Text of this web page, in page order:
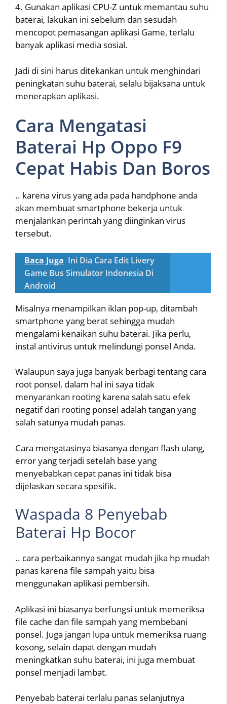
4. Gunakan aplikasi CPU-Z untuk memantau suhu
baterai, lakukan ini sebelum dan sesudah
mencopot pemasangan aplikasi Game, terlalu
banyak aplikasi media sosial.
Jadi di sini harus ditekankan untuk menghindari
peningkatan suhu baterai, selalu bijaksana untuk
menerapkan aplikasi.
Cara Mengatasi
Baterai Hp Oppo F9
Cepat Habis Dan Boros
.. karena virus yang ada pada handphone anda
akan membuat smartphone bekerja untuk
menjalankan perintah yang diinginkan virus
tersebut.
Baca Juga Ini Dia Cara Edit Livery
Game Bus Simulator Indonesia Di
Android
Misalnya menampilkan iklan pop-up, ditambah
smartphone yang berat sehingga mudah
mengalami kenaikan suhu baterai. Jika perlu,
instal antivirus untuk melindungi ponsel Anda.
Walaupun saya juga banyak berbagi tentang cara
root ponsel, dalam hal ini saya tidak
menyarankan rooting karena salah satu efek
negatif dari rooting ponsel adalah tangan yang
salah satunya mudah panas.
Cara mengatasinya biasanya dengan flash ulang,
error yang terjadi setelah base yang
menyebabkan cepat panas ini tidak bisa
dijelaskan secara spesifik.
Waspada 8 Penyebab
Baterai Hp Bocor
.. cara perbaikannya sangat mudah jika hp mudah
panas karena file sampah yaitu bisa
menggunakan aplikasi pembersih.
Aplikasi ini biasanya berfungsi untuk memeriksa
file cache dan file sampah yang membebani
ponsel. Juga jangan lupa untuk memeriksa ruang
kosong, selain dapat dengan mudah
meningkatkan suhu baterai, ini juga membuat
ponsel menjadi lambat.
Penyebab baterai terlalu panas selanjutnya